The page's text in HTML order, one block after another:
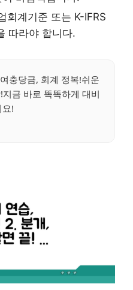
회계기준 또는 K-IFRS
따라야 합니다.
충당금, 회계 정복!쉬운
금 바로 똑똑하게 대비
!